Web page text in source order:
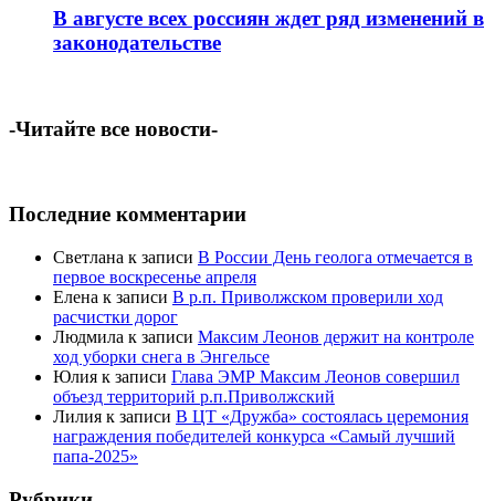
В августе всех россиян ждет ряд изменений в
законодательстве
-Читайте все новости-
Последние комментарии
Светлана к записи В России День геолога отмечается в
первое воскресенье апреля
Елена к записи В р.п. Приволжском проверили ход
расчистки дорог
Людмила к записи Максим Леонов держит на контроле
ход уборки снега в Энгельсе
Юлия к записи Глава ЭМР Максим Леонов совершил
объезд территорий р.п.Приволжский
Лилия к записи В ЦТ «Дружба» состоялась церемония
награждения победителей конкурса «Самый лучший
папа-2025»